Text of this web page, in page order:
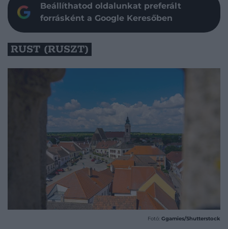
Beállíthatod oldalunkat preferált
forrásként a Google Keresőben
RUST (RUSZT)
Fotó: Ggamies/Shutterstock